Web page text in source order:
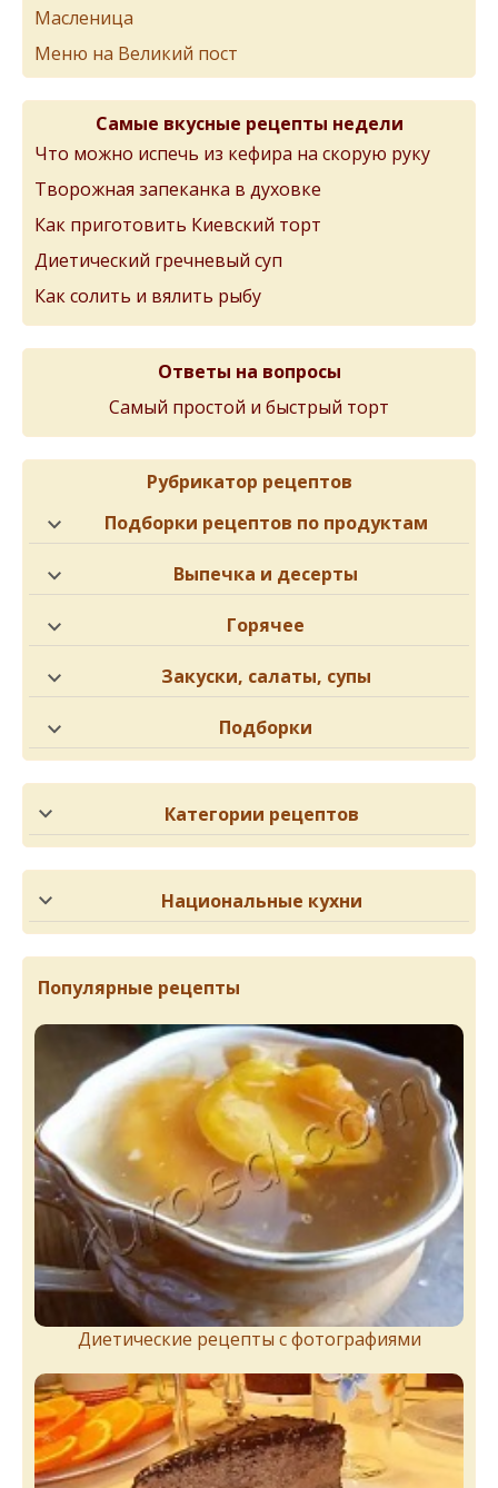
Масленица
Меню на Великий пост
Самые вкусные рецепты недели
Что можно испечь из кефира на скорую руку
Творожная запеканка в духовке
Как приготовить Киевский торт
Диетический гречневый суп
Как солить и вялить рыбу
Ответы на вопросы
Самый простой и быстрый торт
Рубрикатор рецептов
Подборки рецептов по продуктам
Выпечка и десерты
Горячее
Закуски, салаты, супы
Подборки
Категории рецептов
Национальные кухни
Популярные рецепты
Диетические рецепты с фотографиями